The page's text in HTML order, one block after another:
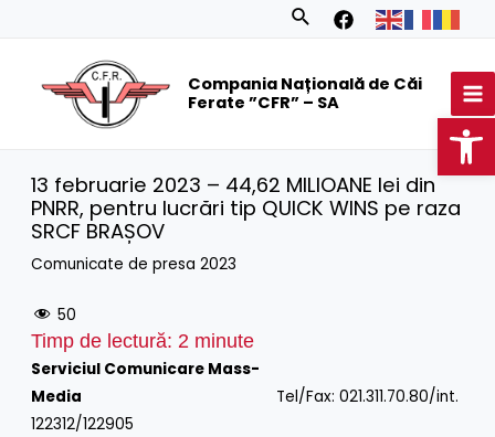
Search
Compania Națională de Căi
Ferate ”CFR” – SA
13 februarie 2023 – 44,62 MILIOANE lei din
PNRR, pentru lucrări tip QUICK WINS pe raza
SRCF BRAȘOV
Comunicate de presa 2023
50
Timp de lectură: 2 minute
Serviciul Comunicare Mass-
Media Tel/Fax: 021.311.70.80/int.
122312/122905